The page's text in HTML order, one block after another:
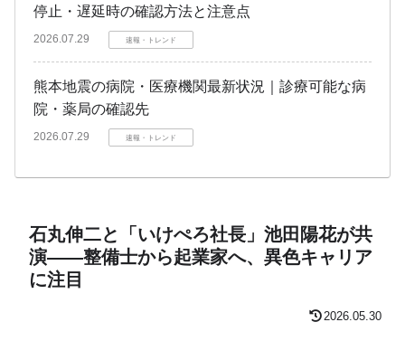
停止・遅延時の確認方法と注意点
2026.07.29 速報・トレンド
熊本地震の病院・医療機関最新状況｜診療可能な病
院・薬局の確認先
2026.07.29 速報・トレンド
石丸伸二と「いけぺろ社長」池田陽花が共
演――整備士から起業家へ、異色キャリア
に注目
2026.05.30